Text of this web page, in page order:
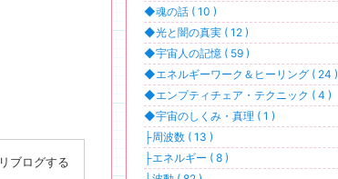
リブログする
◆魂の話 ( 10 )
◆光と闇の真実 ( 12 )
◆宇宙人の記憶 ( 59 )
◆エネルギーワーク＆ヒーリング ( 24 )
◆エンプティチェア・テクニック ( 4 )
◆宇宙のしくみ・真理 ( 1 )
├周波数 ( 13 )
├エネルギー ( 8 )